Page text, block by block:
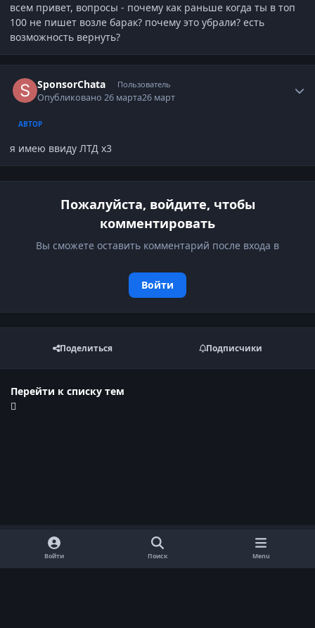
всем привет, вопросы - почему как раньше когда ты в топ
100 не пишет возле барак? почему это убрали? есть
возможность вернуть?
SponsorChata Пользователь
Опубликовано26 марта26 март
АВТОР
я имею ввиду ЛТД х3
Пожалуйста, войдите, чтобы
комментировать
Вы сможете оставить комментарий после входа в
Войти
Поделиться Подписчики
Перейти к списку тем
Обратная связь Cookie-файлы
Договор оферты
Войти Поиск Menu